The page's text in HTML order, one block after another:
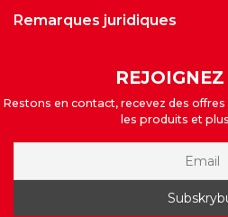
remarques juridiques
Restons en contact, recevez des
les produits et